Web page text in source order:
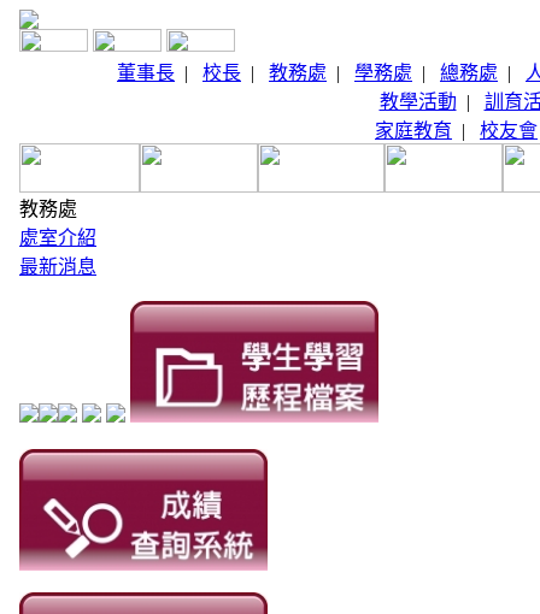
董事長 | 校長 | 教務處 | 學務處 | 總務處 |
教學活動 | 訓育
家庭教育 | 校友會
教務處
處室介紹
最新消息